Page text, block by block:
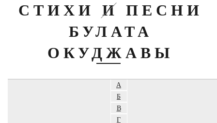
СТИХИ И ПЕСНИ
БУЛАТА
ОКУДЖАВЫ
А
Б
В
Г